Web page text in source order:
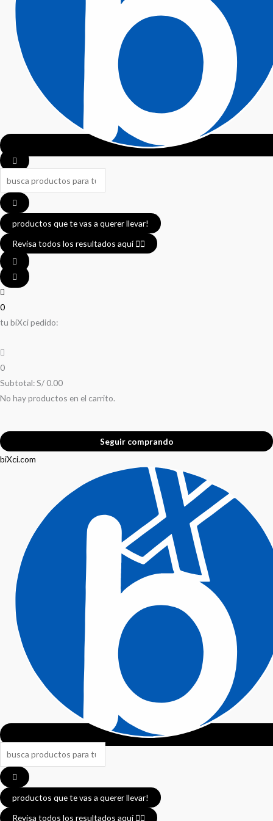
productos que te vas a querer llevar!
Revisa todos los resultados aquí 👈🏼
0
tu biXci pedido:
0
Subtotal:S/ 0.00
No hay productos en el carrito.
Seguir comprando
biXci.com
productos que te vas a querer llevar!
Revisa todos los resultados aquí 👈🏼